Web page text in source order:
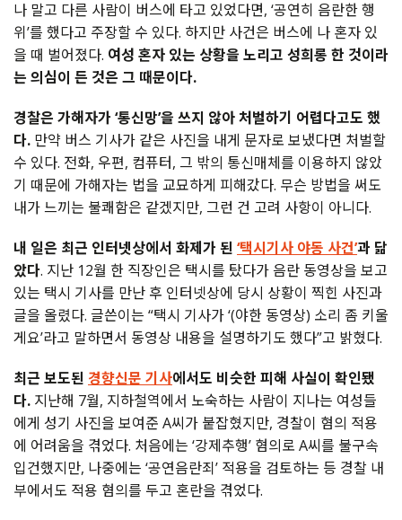
나 말고 다른 사람이 버스에 타고 있었다면, ‘공연히 음란한 행
위’를 했다고 주장할 수 있다. 하지만 사건은 버스에 나 혼자 있
을 때 벌어졌다. 여성 혼자 있는 상황을 노리고 성희롱 한 것이라
는 의심이 든 것은 그 때문이다.
경찰은 가해자가 ‘통신망’을 쓰지 않아 처벌하기 어렵다고도 했
다. 만약 버스 기사가 같은 사진을 내게 문자로 보냈다면 처벌할
수 있다. 전화, 우편, 컴퓨터, 그 밖의 통신매체를 이용하지 않았
기 때문에 가해자는 법을 교묘하게 피해갔다. 무슨 방법을 써도
내가 느끼는 불쾌함은 같겠지만, 그런 건 고려 사항이 아니다.
내 일은 최근 인터넷상에서 화제가 된 ‘택시기사 야동 사건’과 닮
았다. 지난 12월 한 직장인은 택시를 탔다가 음란 동영상을 보고
있는 택시 기사를 만난 후 인터넷상에 당시 상황이 찍힌 사진과
글을 올렸다. 글쓴이는 “택시 기사가 ‘(야한 동영상) 소리 좀 키울
게요’라고 말하면서 동영상 내용을 설명하기도 했다”고 밝혔다.
최근 보도된 경향신문 기사에서도 비슷한 피해 사실이 확인됐
다. 지난해 7월, 지하철역에서 노숙하는 사람이 지나는 여성들
에게 성기 사진을 보여준 A씨가 붙잡혔지만, 경찰이 혐의 적용
에 어려움을 겪었다. 처음에는 ‘강제추행’ 혐의로 A씨를 불구속
입건했지만, 나중에는 ‘공연음란죄’ 적용을 검토하는 등 경찰 내
부에서도 적용 혐의를 두고 혼란을 겪었다.